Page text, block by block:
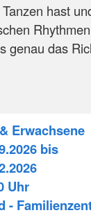
hast
genau das
Erwachsene
bis
Uhr
-